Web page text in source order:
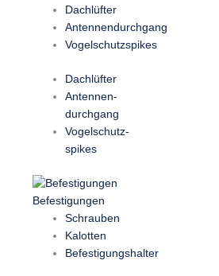
Dachlüfter
Antennendurchgang
Vogelschutzspikes
Dachlüfter
Antennen-
durchgang
Vogelschutz-
spikes
Befestigungen
Schrauben
Kalotten
Befestigungshalter